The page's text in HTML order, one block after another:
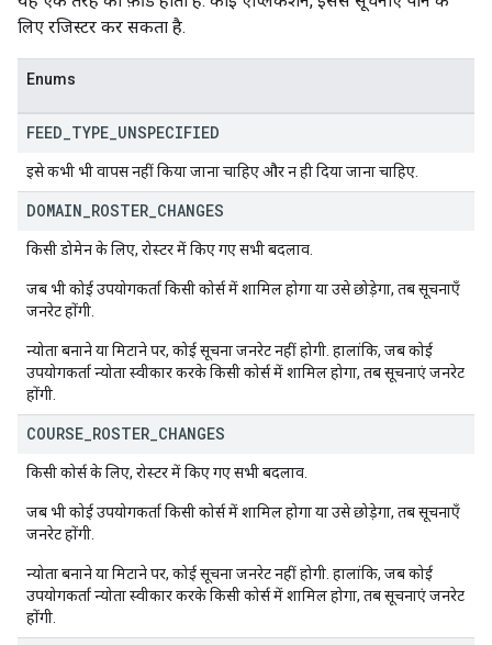
लिए रजिस्टर कर सकता है.
Enums
FEED TYPE UNSPECIFIED
इसे कभी भी वापस नहीं किया जाना चाहिए और न ही दिया जाना चाहिए.
DOMAIN ROSTER CHANGES
किसी डोमेन के लिए, रोस्टर में किए गए सभी बदलाव.
जब भी कोई उपयोगकर्ता किसी कोर्स में शामिल होगा या उसे छोड़ेगा, तब सूचनाएँ
जनरेट होंगी.
न्योता बनाने या मिटाने पर, कोई सूचना जनरेट नहीं होगी. हालांकि, जब कोई
उपयोगकर्ता न्योता स्वीकार करके किसी कोर्स में शामिल होगा, तब सूचनाएं जनरेट
होंगी.
COURSE ROSTER CHANGES
किसी कोर्स के लिए, रोस्टर में किए गए सभी बदलाव.
जब भी कोई उपयोगकर्ता किसी कोर्स में शामिल होगा या उसे छोड़ेगा, तब सूचनाएँ
जनरेट होंगी.
न्योता बनाने या मिटाने पर, कोई सूचना जनरेट नहीं होगी. हालांकि, जब कोई
उपयोगकर्ता न्योता स्वीकार करके किसी कोर्स में शामिल होगा, तब सूचनाएं जनरेट
होंगी.